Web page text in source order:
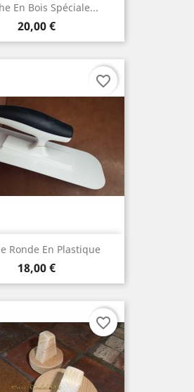
En Bois Spéciale...
Prix
20,00 €
Ronde En Plastique
Prix
18,00 €
favorite_border
favorite_border